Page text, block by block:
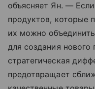
объясняет Ян. —
продуктов, которые
их можно
для создания
стратегическая
предотвращает